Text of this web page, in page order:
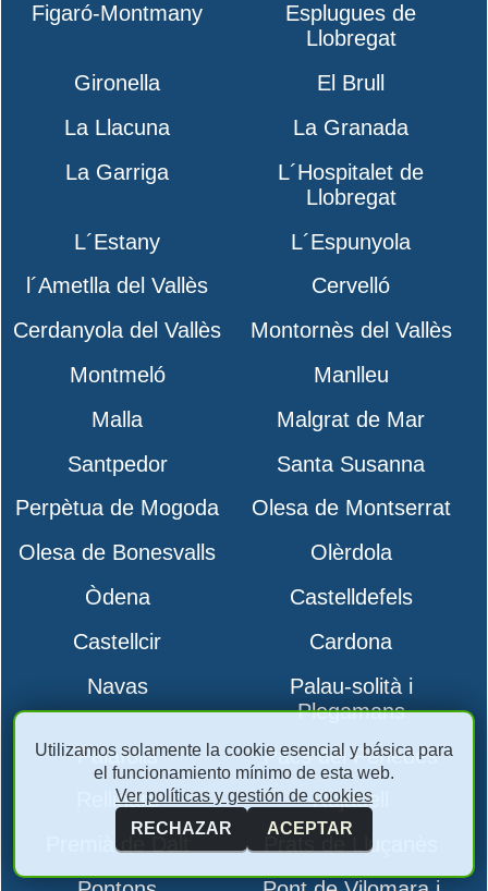
Figaró-Montmany
Esplugues de
Llobregat
Gironella
El Brull
La Llacuna
La Granada
La Garriga
L´Hospitalet de
Llobregat
L´Estany
L´Espunyola
l´Ametlla del Vallès
Cervelló
Cerdanyola del Vallès
Montornès del Vallès
Montmeló
Manlleu
Malla
Malgrat de Mar
Santpedor
Santa Susanna
Perpètua de Mogoda
Olesa de Montserrat
Olesa de Bonesvalls
Olèrdola
Òdena
Castelldefels
Castellcir
Cardona
Navas
Palau-solità i
Plegamans
Palafolls
Pacs del Penedès
Rellinars
Rajadell
Premià de Dalt
Prats de Lluçanès
Utilizamos solamente la cookie esencial y básica para
el funcionamiento mínimo de esta web.
Ver políticas y gestión de cookies
RECHAZAR
ACEPTAR